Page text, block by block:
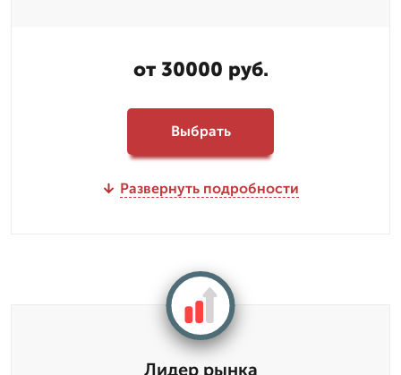
от 30000 руб.
Выбрать
Развернуть подробности
Лидер рынка